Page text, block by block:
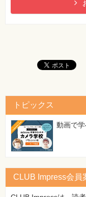
トピックス
動画で
CLUB Impress会員